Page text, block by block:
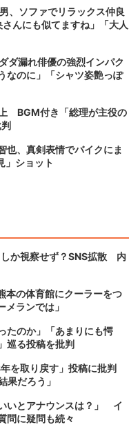
、ソファでリラックス仲良
んにも似てますね」「大人
ダ漏れ俳優の強烈インパク
なのに」「シャツ姿艶っぽ
BGM付き「総理が主役の
也、真剣表情でバイクにま
」ショット
か視察せず？SNS拡散 内
本の体育館にクーラーをつ
メランでは」
たのか」「あまりにも愕
巡る投稿を批判
を取り戻す」投稿に批判
果だろう」
いとアナウンスは？」 イ
問に疑問も続々